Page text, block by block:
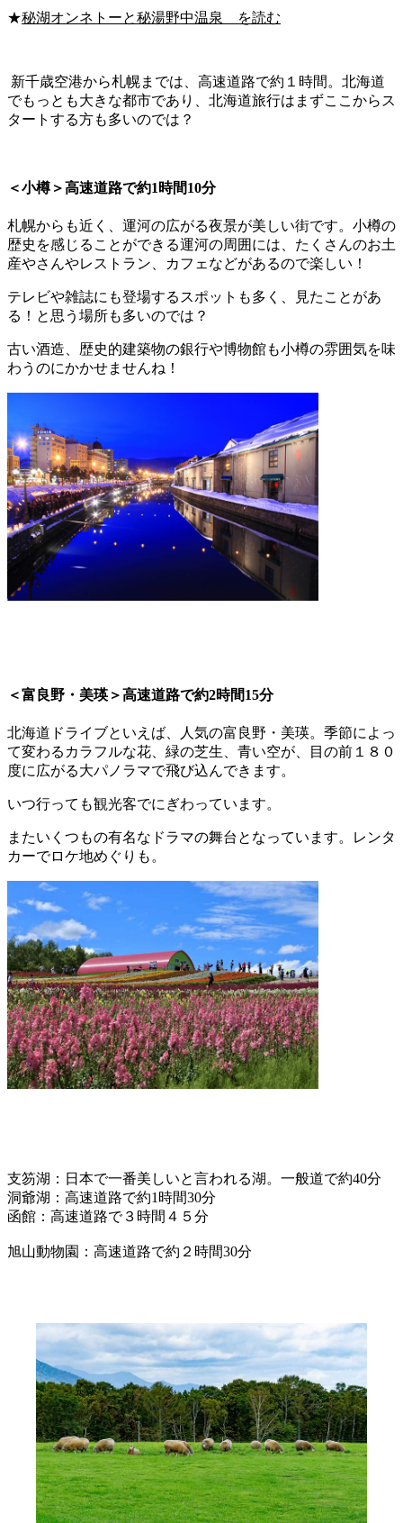
★秘湖オンネトーと秘湯野中温泉 を読む
新千歳空港から札幌までは、高速道路で約１時間。北海道
でもっとも大きな都市であり、北海道旅行はまずここからス
タートする方も多いのでは？
＜小樽＞高速道路で約1時間10分
札幌からも近く、運河の広がる夜景が美しい街です。小樽の
歴史を感じることができる運河の周囲には、たくさんのお土
産やさんやレストラン、カフェなどがあるので楽しい！
テレビや雑誌にも登場するスポットも多く、見たことがあ
る！と思う場所も多いのでは？
古い酒造、歴史的建築物の銀行や博物館も小樽の雰囲気を味
わうのにかかせませんね！
＜富良野・美瑛＞高速道路で約2時間15分
北海道ドライブといえば、人気の富良野・美瑛。季節によっ
て変わるカラフルな花、緑の芝生、青い空が、目の前１８０
度に広がる大パノラマで飛び込んできます。
いつ行っても観光客でにぎわっています。
またいくつもの有名なドラマの舞台となっています。レンタ
カーでロケ地めぐりも。
支笏湖：日本で一番美しいと言われる湖。一般道で約40分
洞爺湖：高速道路で約1時間30分
函館：高速道路で３時間４５分
旭山動物園：高速道路で約２時間30分